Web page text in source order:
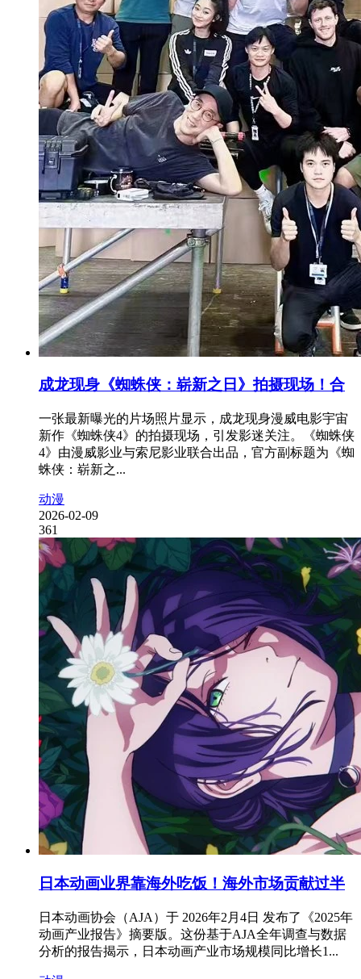
成龙现身《蜘蛛侠：崭新之日》拍摄现场！合
一张最新曝光的片场照片显示，成龙现身漫威电影宇宙
新作《蜘蛛侠4》的拍摄现场，引发影迷关注。《蜘蛛侠
4》由漫威影业与索尼影业联合出品，官方副标题为《蜘
蛛侠：崭新之...
动漫
2026-02-09
361
日本动画业界靠海外吃饭！海外市场贡献过半
日本动画协会（AJA）于 2026年2月4日 发布了《2025年
动画产业报告》摘要版。这份基于AJA全年调查与数据
分析的报告揭示，日本动画产业市场规模同比增长1...